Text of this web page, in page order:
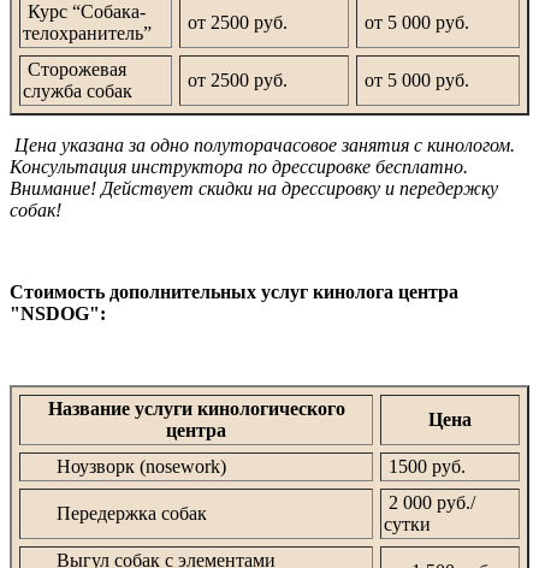
Курс “Собака-
телохранитель”
от 2500 руб. от 5 000 руб.
Сторожевая
служба собак
от 2500 руб. от 5 000 руб.
Цена указана за одно полуторачасовое занятия с кинологом.
Консультация инструктора по дрессировке бесплатно.
Внимание! Действует скидки на дрессировку и передержку
собак!
Стоимость дополнительных услуг кинолога центра
"NSDOG":
Название услуги кинологического
центра
Цена
Ноузворк (nosework) 1500 руб.
Передержка собак
2 000 руб./
сутки
Выгул собак с элементами